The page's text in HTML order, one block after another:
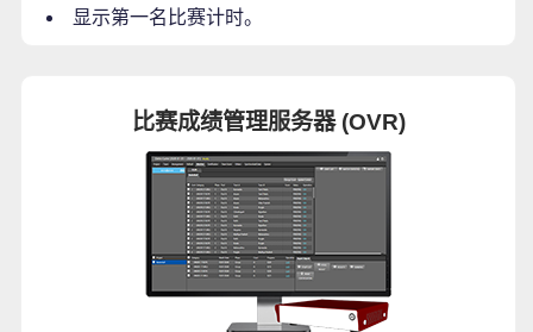
显示第一名比赛计时。
比赛成绩管理服务器 (OVR)